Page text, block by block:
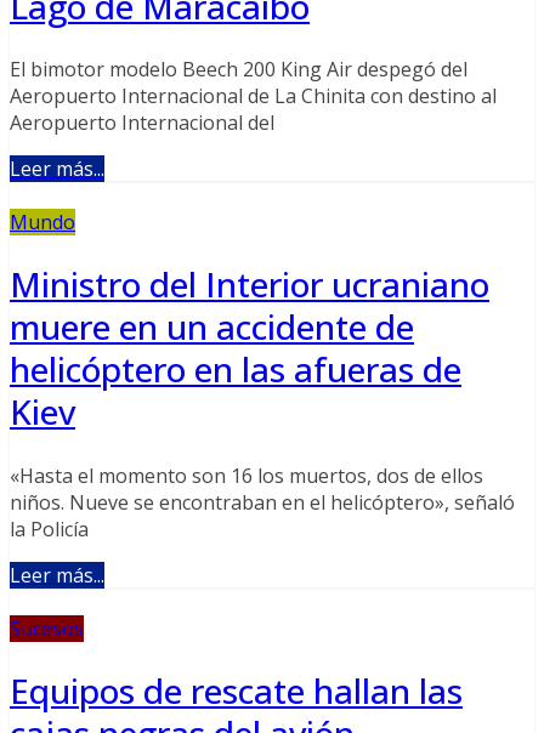
El bimotor modelo Beech 200 King Air despegó del
Aeropuerto Internacional de La Chinita con destino al
Aeropuerto Internacional del
Leer más...
Mundo
Ministro del Interior ucraniano
muere en un accidente de
helicóptero en las afueras de
Kiev
«Hasta el momento son 16 los muertos, dos de ellos
niños. Nueve se encontraban en el helicóptero», señaló
la Policía
Leer más...
Sucesos
Equipos de rescate hallan las